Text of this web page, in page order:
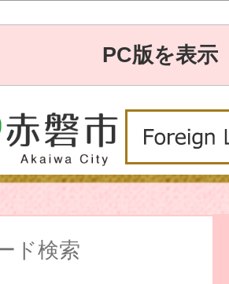
PC版を表示